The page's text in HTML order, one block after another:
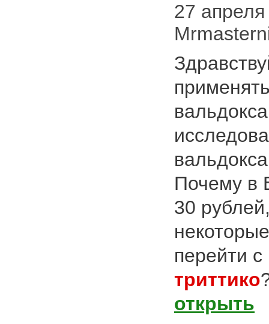
27 апреля
Почему в
30
перейти с
триттико
открыть